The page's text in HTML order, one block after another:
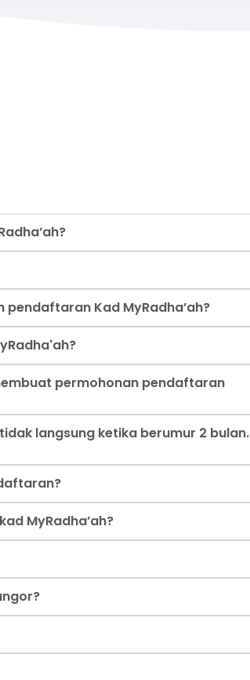
Kad MyRadha’ah?
permohonan pendaftaran
langsung ketika berumur 2 bulan.
MyRadha’ah?